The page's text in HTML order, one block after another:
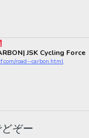
JSK Cycling Force
road--carbon.html
ぞー